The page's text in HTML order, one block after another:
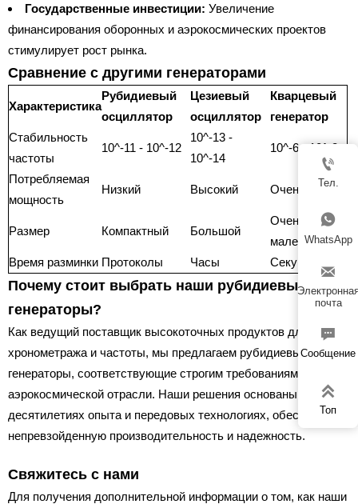
Государственные инвестиции: Увеличение
финансирования оборонных и аэрокосмических проектов
стимулирует рост рынка.
Сравнение с другими генераторами
Характеристика
Рубидиевый
осциллятор
Цезиевый
осциллятор
Кварцевый
генератор
Стабильность
частоты
10^-11 - 10^-12
10^-13 -
10^-14
10^-6 - 10^-8
Потребляемая
мощность
Низкий Высокий Очень низкий
Размер Компактный Большой
Очень
маленький
Время разминки Протоколы Часы Секунды
Почему стоит выбрать наши рубидиевые
генераторы?
Как ведущий поставщик высокоточных продуктов для
хронометража и частоты, мы предлагаем рубидиевые
генераторы, соответствующие строгим требованиям
аэрокосмической отрасли. Наши решения основаны на
десятилетиях опыта и передовых технологиях, обеспечивая
непревзойденную производительность и надежность.
Свяжитесь с нами
Для получения дополнительной информации о том, как наши

Тел.

WhatsApp

почта

Сообщение

Топ